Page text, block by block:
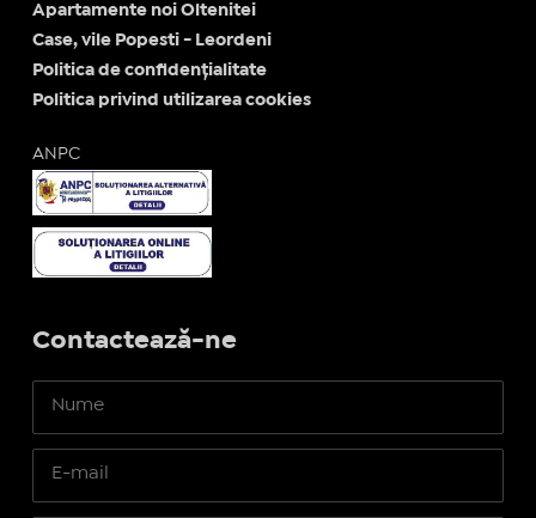
Apartamente noi Oltenitei
Case, vile Popesti - Leordeni
Politica de confidențialitate
Politica privind utilizarea cookies
ANPC
Contactează-ne